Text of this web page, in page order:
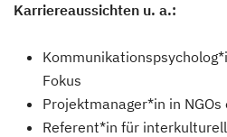
Karriereaussichten u. a.:
Fokus
Projektmanager*in in
Referent*in für